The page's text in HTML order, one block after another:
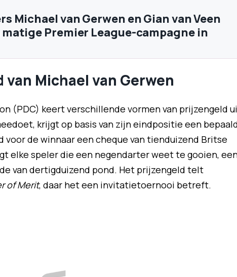
Michael van Gerwen en Gian van Veen
Premier League-campagne in
Michael van Gerwen
(PDC) keert verschillende vormen van prijzengeld
krijgt op basis van zijn eindpositie een
voor de winnaar een cheque van tienduizend Britse
elke speler die een negendarter weet te gooien,
van dertigduizend pond. Het prijzengeld telt
of Merit, daar het een invitatietoernooi betreft.